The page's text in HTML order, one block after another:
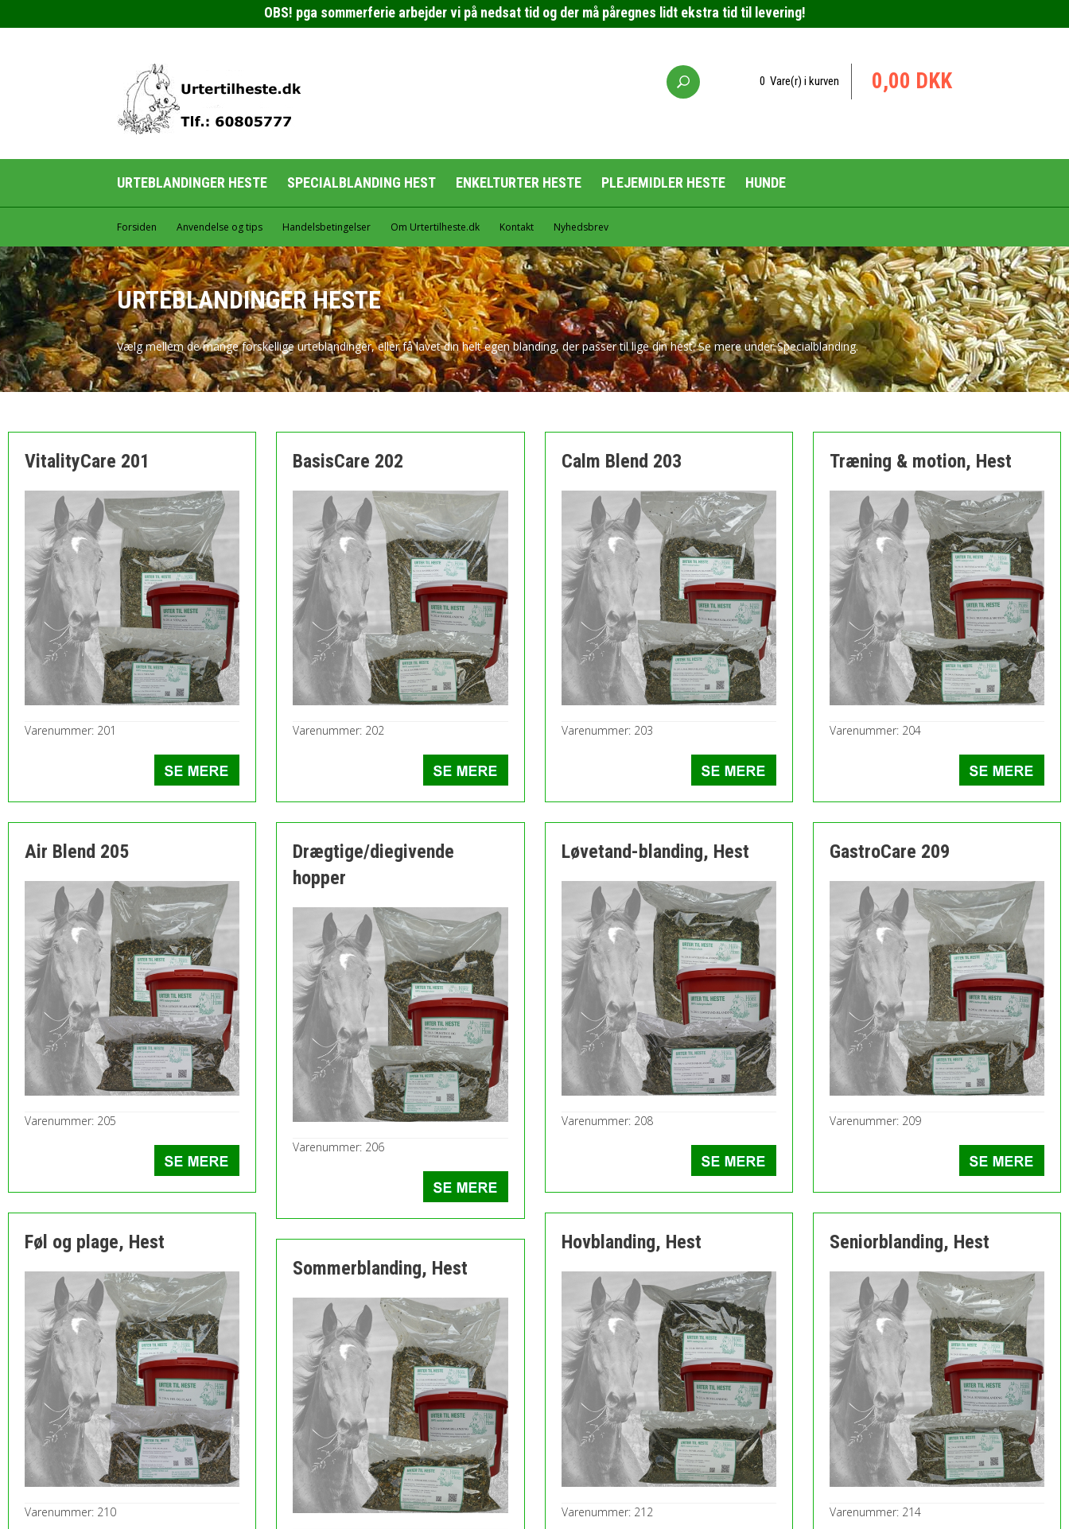
OBS! pga sommerferie arbejder vi på nedsat tid og der må påregnes lidt ekstra tid til levering!
0 Vare(r) i kurven 0,00 DKK
URTEBLANDINGER HESTE SPECIALBLANDING HEST ENKELTURTER HESTE PLEJEMIDLER HESTE HUNDE
Plejemidler til hunde
Forsiden Anvendelse og tips Handelsbetingelser Om Urtertilheste.dk Kontakt Nyhedsbrev
URTEBLANDINGER HESTE
Vælg mellem de mange forskellige urteblandinger, eller få lavet din helt egen blanding, der passer til lige din hest. Se mere underSpecialblanding.
VitalityCare 201
Varenummer: 201
Air Blend 205
Varenummer: 205
Føl og plage, Hest
Varenummer: 210
BasisCare 202
Varenummer: 202
Drægtige/diegivende
hopper
Varenummer: 206
Sommerblanding, Hest
Calm Blend 203
Varenummer: 203
Løvetand-blanding, Hest
Varenummer: 208
Hovblanding, Hest
Varenummer: 212
Træning & motion, Hest
Varenummer: 204
GastroCare 209
Varenummer: 209
Seniorblanding, Hest
Varenummer: 214